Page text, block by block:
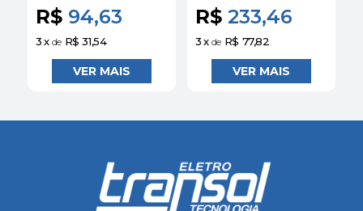
R$ 94,63
3x de R$ 31,54
R$ 233,46
3x de R$ 77,82